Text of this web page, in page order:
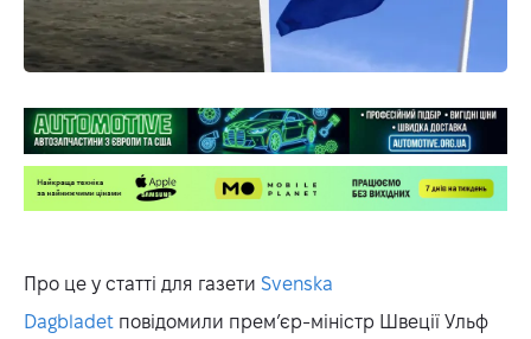
Про це у статті для газети Svenska
Dagbladet повідомили прем’єр-міністр Швеції Ульф